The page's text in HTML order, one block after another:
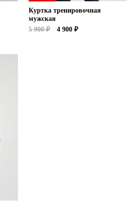
Куртка тренировочная
мужская
5 900 ₽
4 900 ₽